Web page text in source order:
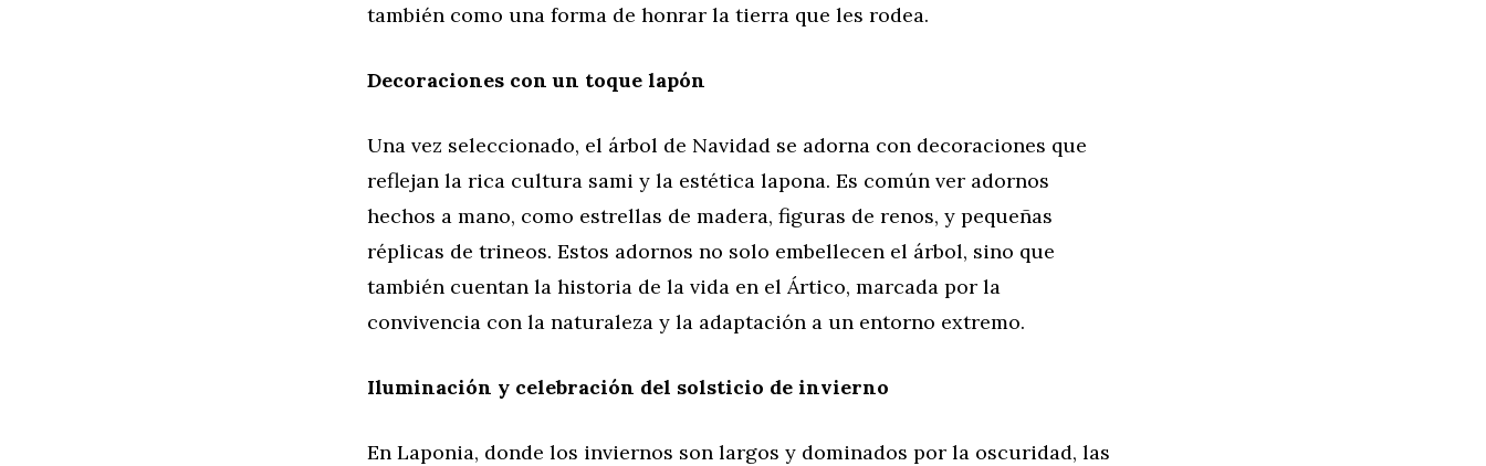
también como una forma de honrar la tierra que les rodea.
Decoraciones con un toque lapón
Una vez seleccionado, el árbol de Navidad se adorna con decoraciones que
reflejan la rica cultura sami y la estética lapona. Es común ver adornos
hechos a mano, como estrellas de madera, figuras de renos, y pequeñas
réplicas de trineos. Estos adornos no solo embellecen el árbol, sino que
también cuentan la historia de la vida en el Ártico, marcada por la
convivencia con la naturaleza y la adaptación a un entorno extremo.
Iluminación y celebración del solsticio de invierno
En Laponia, donde los inviernos son largos y dominados por la oscuridad, las